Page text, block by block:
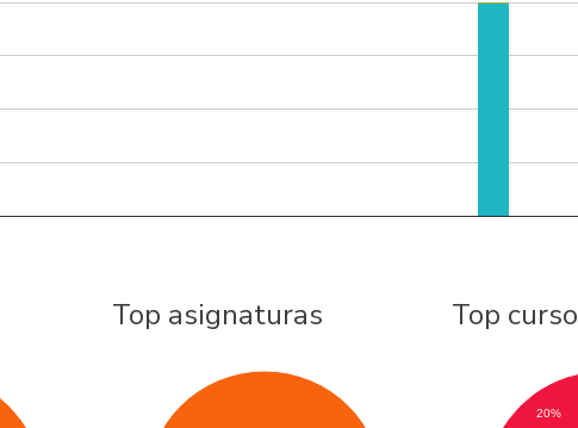
Top asignaturas Top curso
20%